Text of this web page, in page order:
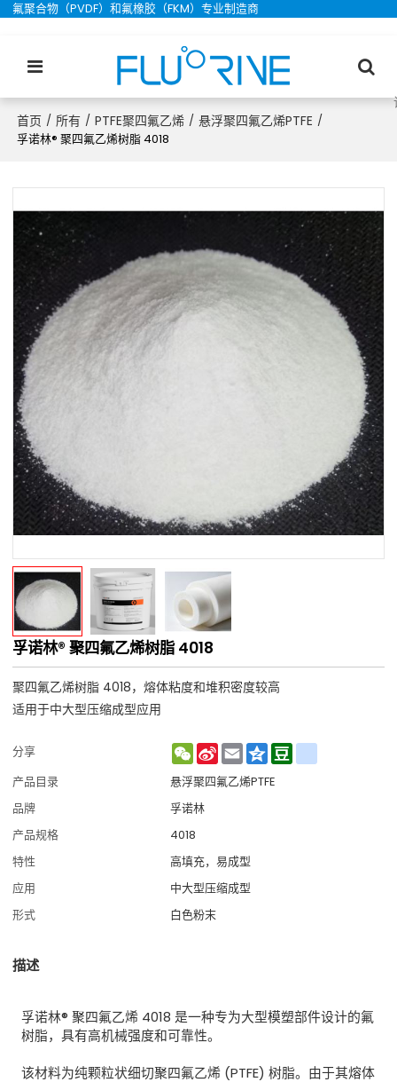
氟聚合物（PVDF）和氟橡胶（FKM）专业制造商
首页 / 所有 / PTFE聚四氟乙烯 / 悬浮聚四氟乙烯PTFE /
孚诺林® 聚四氟乙烯树脂 4018
孚诺林® 聚四氟乙烯树脂 4018
聚四氟乙烯树脂 4018，熔体粘度和堆积密度较高
适用于中大型压缩成型应用
分享 WeChat
Sina
Weibo
EmailQzoneDouban
产品目录
悬浮聚四氟乙烯PTFE
品牌
孚诺林
产品规格
4018
特性
高填充，易成型
应用
中大型压缩成型
形式
白色粉末
描述
孚诺林® 聚四氟乙烯 4018 是一种专为大型模塑部件设计的氟
树脂，具有高机械强度和可靠性。
该材料为纯颗粒状细切聚四氟乙烯 (PTFE) 树脂。由于其熔体